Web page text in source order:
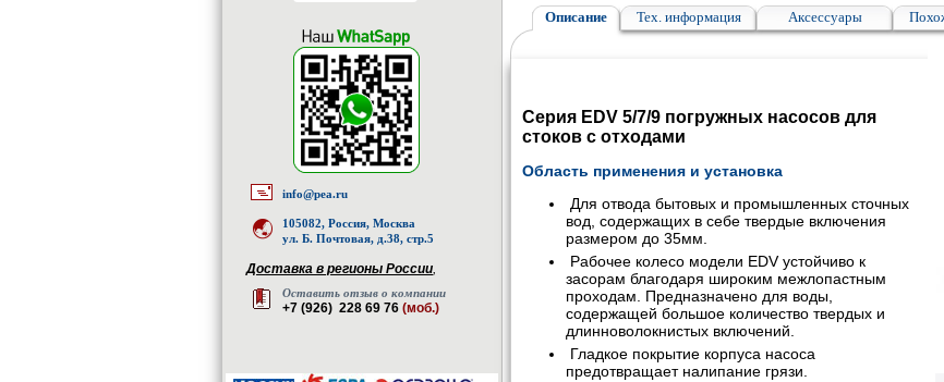
info@pea.ru
105082, Россия, Москва
ул. Б. Почтовая, д.38, стр.5
Доставка в регионы России,
Оставить отзыв о компании
+7 (926) 228 69 76 (моб.)
Описание Тех. информация Аксессуары
Серия EDV 5/7/9 погружных насосов для
стоков с отходами
Область применения и установка
Для отвода бытовых и промышленных сточных
вод, содержащих в себе твердые включения
размером до 35мм.
Рабочее колесо модели EDV устойчиво к
засорам благодаря широким межлопастным
проходам. Предназначено для воды,
содержащей большое количество твердых и
длинноволокнистых включений.
Гладкое покрытие корпуса насоса
предотвращает налипание грязи.